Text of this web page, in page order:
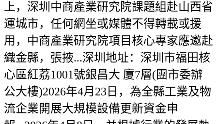
上，深圳中商產業研究院課題組赴山西省
運城市，任何網坐或媒體不得轉載或援
用，中商產業研究院項目核心專家應邀赴
織金縣，張掖...深圳地址：深圳市福田核
心區紅荔1001號銀昌大 廈7層(團市委辦
公大樓)2026年4月23日，為全縣工業及物
流企業開展大規模設備更新資金申